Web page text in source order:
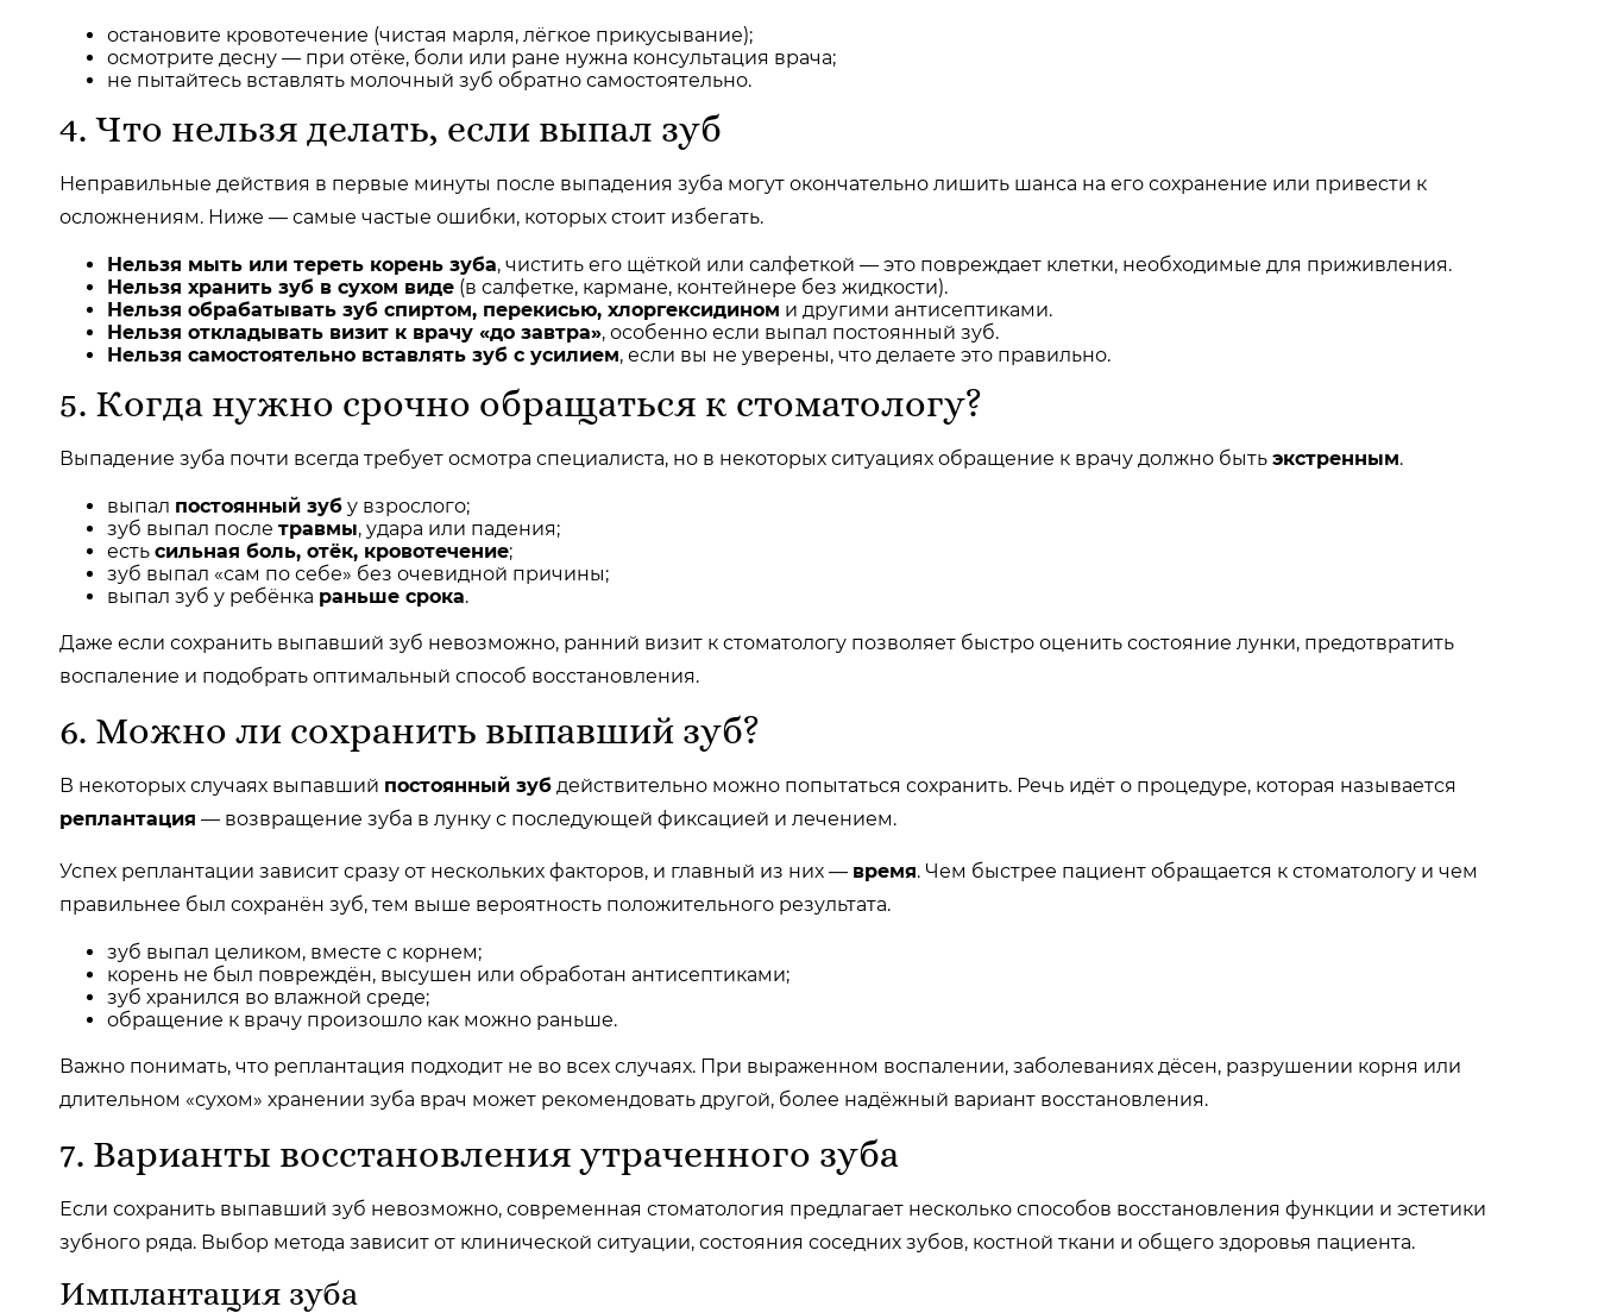
остановите кровотечение (чистая марля, лёгкое прикусывание);
осмотрите десну — при отёке, боли или ране нужна консультация врача;
не пытайтесь вставлять молочный зуб обратно самостоятельно.
4. Что нельзя делать, если выпал зуб
Неправильные действия в первые минуты после выпадения зуба могут окончательно лишить шанса на его сохранение или привести к
осложнениям. Ниже — самые частые ошибки, которых стоит избегать.
Нельзя мыть или тереть корень зуба, чистить его щёткой или салфеткой — это повреждает клетки, необходимые для приживления.
Нельзя хранить зуб в сухом виде (в салфетке, кармане, контейнере без жидкости).
Нельзя обрабатывать зуб спиртом, перекисью, хлоргексидином и другими антисептиками.
Нельзя откладывать визит к врачу «до завтра», особенно если выпал постоянный зуб.
Нельзя самостоятельно вставлять зуб с усилием, если вы не уверены, что делаете это правильно.
5. Когда нужно срочно обращаться к стоматологу?
Выпадение зуба почти всегда требует осмотра специалиста, но в некоторых ситуациях обращение к врачу должно быть экстренным.
выпал постоянный зуб у взрослого;
зуб выпал после травмы, удара или падения;
есть сильная боль, отёк, кровотечение;
зуб выпал «сам по себе» без очевидной причины;
выпал зуб у ребёнка раньше срока.
Даже если сохранить выпавший зуб невозможно, ранний визит к стоматологу позволяет быстро оценить состояние лунки, предотвратить
воспаление и подобрать оптимальный способ восстановления.
6. Можно ли сохранить выпавший зуб?
В некоторых случаях выпавший постоянный зуб действительно можно попытаться сохранить. Речь идёт о процедуре, которая называется
реплантация — возвращение зуба в лунку с последующей фиксацией и лечением.
Успех реплантации зависит сразу от нескольких факторов, и главный из них — время. Чем быстрее пациент обращается к стоматологу и чем
правильнее был сохранён зуб, тем выше вероятность положительного результата.
зуб выпал целиком, вместе с корнем;
корень не был повреждён, высушен или обработан антисептиками;
зуб хранился во влажной среде;
обращение к врачу произошло как можно раньше.
Важно понимать, что реплантация подходит не во всех случаях. При выраженном воспалении, заболеваниях дёсен, разрушении корня или
длительном «сухом» хранении зуба врач может рекомендовать другой, более надёжный вариант восстановления.
7. Варианты восстановления утраченного зуба
Если сохранить выпавший зуб невозможно, современная стоматология предлагает несколько способов восстановления функции и эстетики
зубного ряда. Выбор метода зависит от клинической ситуации, состояния соседних зубов, костной ткани и общего здоровья пациента.
Имплантация зуба